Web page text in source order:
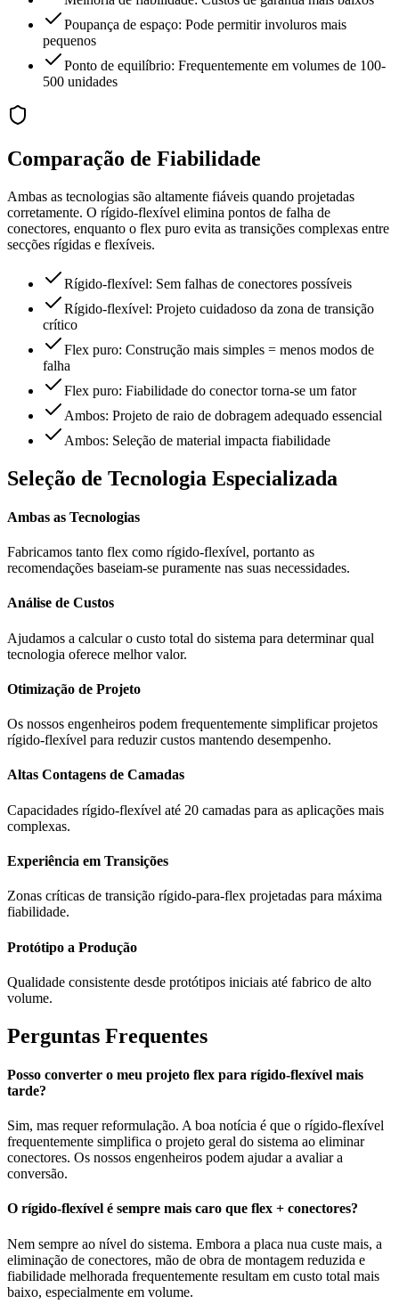
Poupança de espaço: Pode permitir involuros mais
pequenos
Ponto de equilíbrio: Frequentemente em volumes de 100-
500 unidades
Comparação de Fiabilidade
Ambas as tecnologias são altamente fiáveis quando projetadas
corretamente. O rígido-flexível elimina pontos de falha de
conectores, enquanto o flex puro evita as transições complexas entre
secções rígidas e flexíveis.
Rígido-flexível: Sem falhas de conectores possíveis
Rígido-flexível: Projeto cuidadoso da zona de transição
crítico
Flex puro: Construção mais simples = menos modos de
falha
Flex puro: Fiabilidade do conector torna-se um fator
Ambos: Projeto de raio de dobragem adequado essencial
Ambos: Seleção de material impacta fiabilidade
Seleção de Tecnologia Especializada
Ambas as Tecnologias
Fabricamos tanto flex como rígido-flexível, portanto as
recomendações baseiam-se puramente nas suas necessidades.
Análise de Custos
Ajudamos a calcular o custo total do sistema para determinar qual
tecnologia oferece melhor valor.
Otimização de Projeto
Os nossos engenheiros podem frequentemente simplificar projetos
rígido-flexível para reduzir custos mantendo desempenho.
Altas Contagens de Camadas
Capacidades rígido-flexível até 20 camadas para as aplicações mais
complexas.
Experiência em Transições
Zonas críticas de transição rígido-para-flex projetadas para máxima
fiabilidade.
Protótipo a Produção
Qualidade consistente desde protótipos iniciais até fabrico de alto
volume.
Perguntas Frequentes
Posso converter o meu projeto flex para rígido-flexível mais
tarde?
Sim, mas requer reformulação. A boa notícia é que o rígido-flexível
frequentemente simplifica o projeto geral do sistema ao eliminar
conectores. Os nossos engenheiros podem ajudar a avaliar a
conversão.
O rígido-flexível é sempre mais caro que flex + conectores?
Nem sempre ao nível do sistema. Embora a placa nua custe mais, a
eliminação de conectores, mão de obra de montagem reduzida e
fiabilidade melhorada frequentemente resultam em custo total mais
baixo, especialmente em volume.